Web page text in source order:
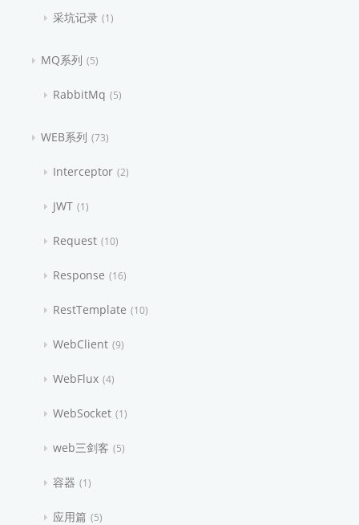
采坑记录 1
MQ系列 5
RabbitMq 5
WEB系列 73
Interceptor 2
JWT 1
Request 10
Response 16
RestTemplate 10
WebClient 9
WebFlux 4
WebSocket 1
web三剑客 5
容器 1
应用篇 5